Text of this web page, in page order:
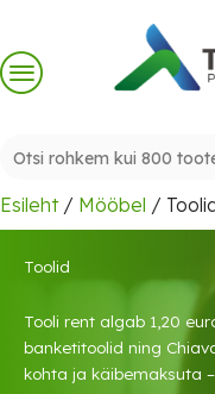
content
Esileht/ Mööbel /
Toolid
Tooli rent algab 1,20
banketitoolid ning
kohta ja käibemaksuta